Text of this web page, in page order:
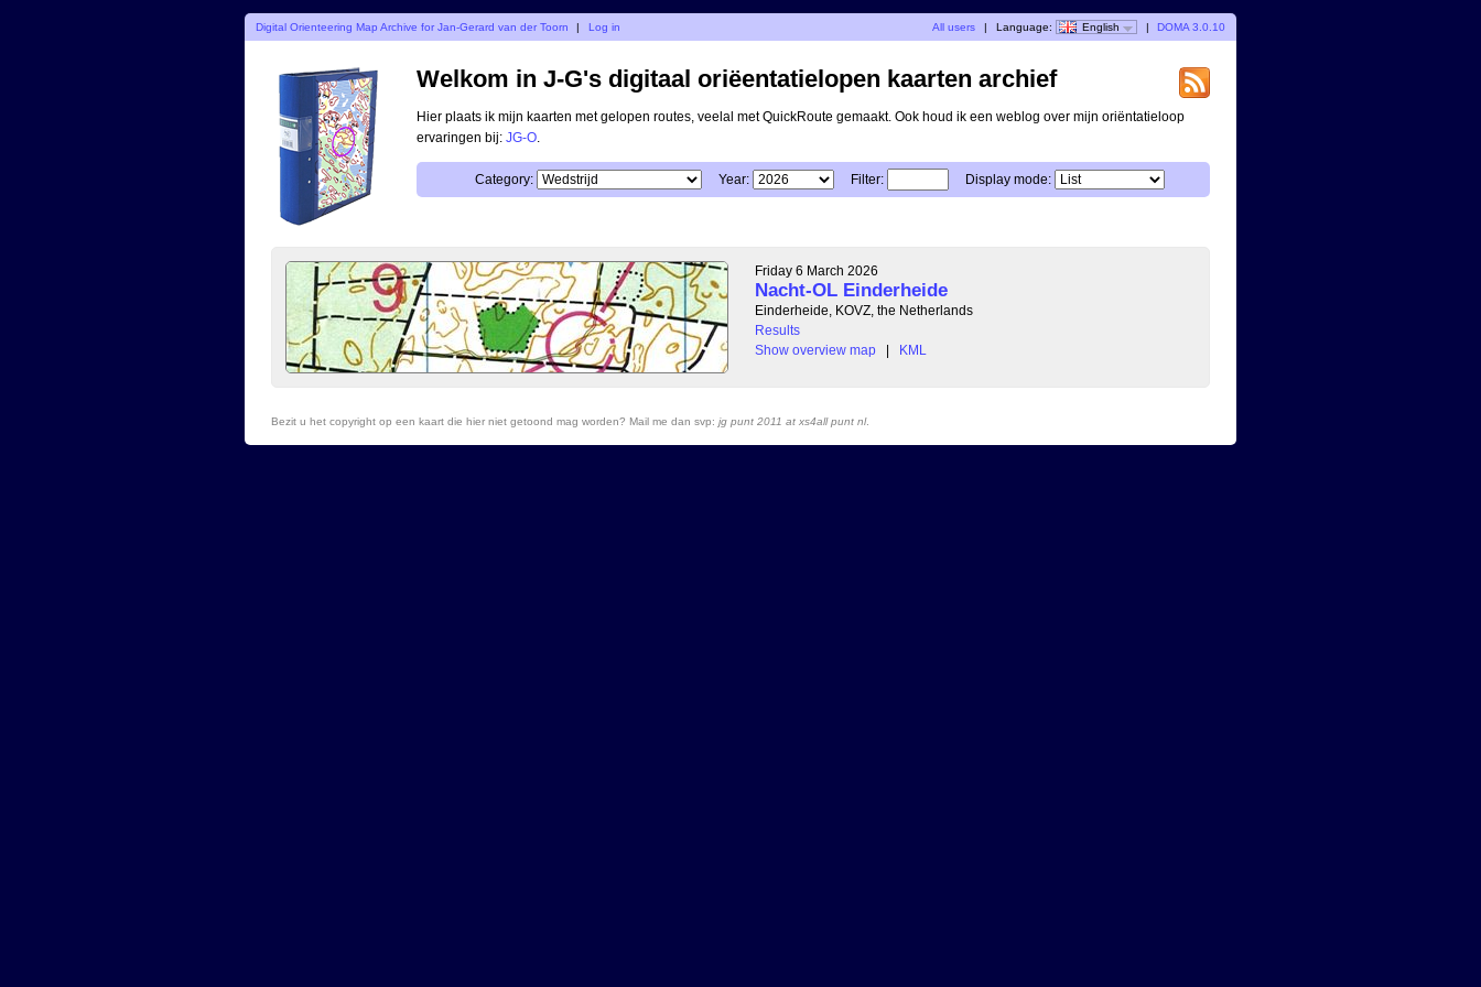
Digital Orienteering Map Archive for Jan-Gerard van der Toorn | Log in All users | Language: English | DOMA 3.0.10
Welkom in J-G's digitaal oriëentatielopen kaarten archief
Hier plaats ik mijn kaarten met gelopen routes, veelal met QuickRoute gemaakt. Ook houd ik een weblog over mijn oriëntatieloop
ervaringen bij: JG-O
Category: Year: Filter: Display mode:
Friday 6 March 2026
Nacht-OL Einderheide
Einderheide, KOVZ, the Netherlands
Results
Show overview map
| KML
Bezit u het copyright op een kaart die hier niet getoond mag worden? Mail me dan svp: jg punt 2011 at xs4all punt nl.